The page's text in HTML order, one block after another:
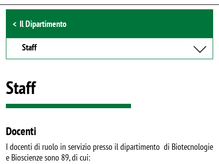
Browse the section
Il Dipartimento
Staff
Staff
Docenti
I docenti di ruolo in servizio presso il dipartimento di Biotecnologie
e Bioscienze sono 89, di cui: